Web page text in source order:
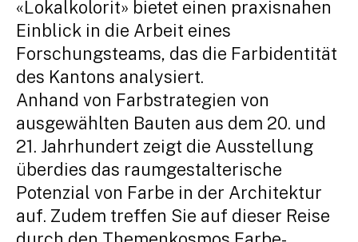
«Lokalkolorit» bietet einen praxisnahen
Einblick in die Arbeit eines
Forschungsteams, das die Farbidentität
des Kantons analysiert.
Anhand von Farbstrategien von
ausgewählten Bauten aus dem 20. und
21. Jahrhundert zeigt die Ausstellung
überdies das raumgestalterische
Potenzial von Farbe in der Architektur
auf. Zudem treffen Sie auf dieser Reise